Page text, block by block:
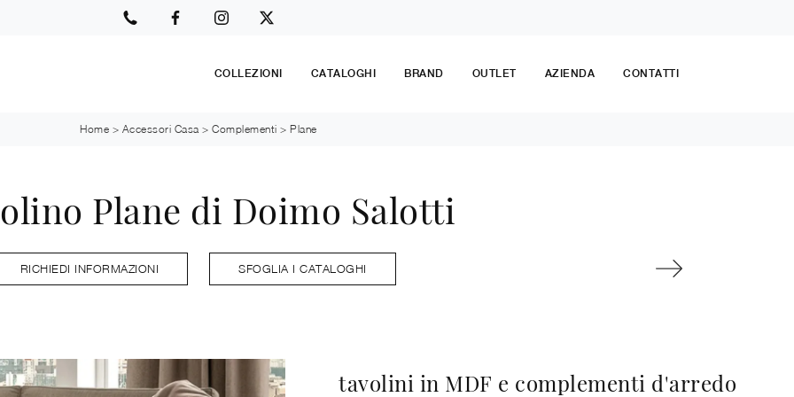
COLLEZIONI CATALOGHI BRAND OUTLET AZIENDA CONTATTI
Home > Accessori Casa >Complementi >Plane
Plane di Doimo Salotti
RICHIEDI INFORMAZIONI SFOGLIA I CATALOGHI
tavolini in MDF e complementi d'arredo